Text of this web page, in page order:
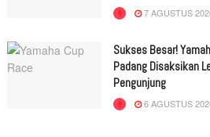
7 AGUSTUS
Sukses Besar!
Padang Disaksikan
Pengunjung
6 AGUSTUS